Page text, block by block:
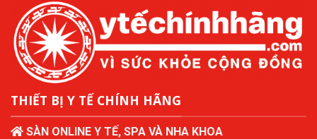
THIẾT BỊ Y TẾ CHÍNH HÃNG
SÀN ONLINE Y TẾ, SPA VÀ NHA KHOA